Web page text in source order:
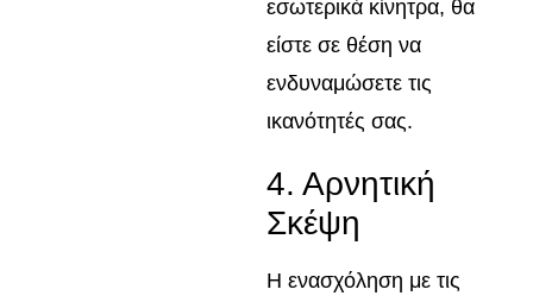
εσωτερικά κίνητρα, θα
είστε σε θέση να
ενδυναμώσετε τις
ικανότητές σας.
4. Αρνητική
Σκέψη
Η ενασχόληση με τις